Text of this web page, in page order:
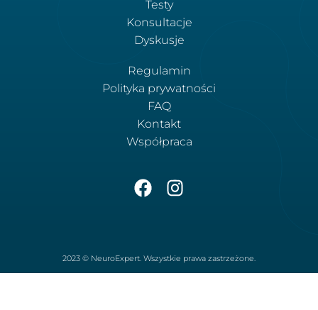
Testy
Konsultacje
Dyskusje
Regulamin
Polityka prywatności
FAQ
Kontakt
Współpraca
2023 © NeuroExpert. Wszystkie prawa zastrzeżone.